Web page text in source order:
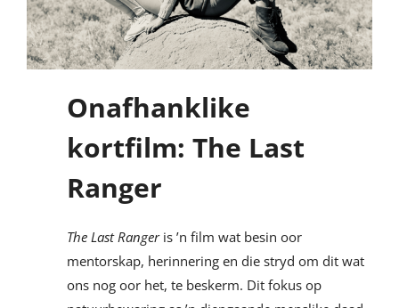
Onafhanklike
kortfilm: The Last
Ranger
The Last Rangeris ’n film wat besin oor
mentorskap, herinnering en die stryd om dit wat
ons nog oor het, te beskerm. Dit fokus op